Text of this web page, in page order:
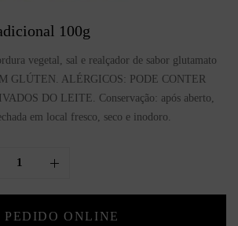
100g
vegetal, sal e realçador de sabor glutamato
GLÚTEN. ALÉRGICOS: PODE CONTER
DO LEITE. Conservação: após aberto,
em local fresco, seco e inodoro.
PEDIDO ONLINE